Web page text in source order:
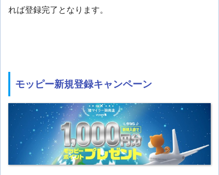
れば登録完了となります。
モッピー新規登録キャンペーン